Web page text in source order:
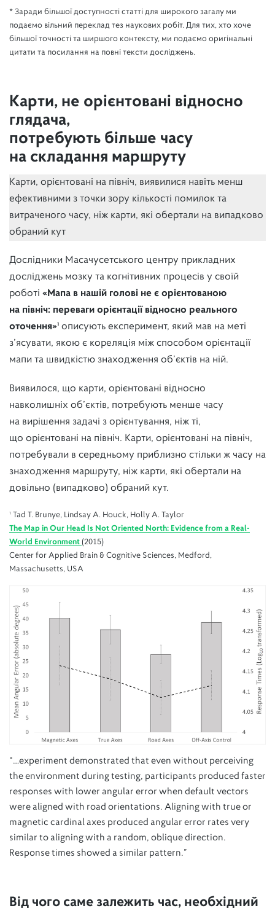
* Заради більшої доступності статті для широкого загалу ми
подаємо вільний переклад тез наукових робіт. Для тих, хто хоче
більшої точності та ширшого контексту, ми подаємо оригінальні
цитати та посилання на повні тексти досліджень.
Карти, не орієнтовані відносно
глядача,
потребують більше часу
на складання маршруту
Карти, орієнтовані на північ, виявилися навіть менш
ефективними з точки зору кількості помилок та
витраченого часу, ніж карти, які обертали на випадково
обраний кут
Дослідники Масачусетського центру прикладних
досліджень мозку та когнітивних процесів у своїй
роботі «Мапа в нашій голові не є орієнтованою
на північ: переваги орієнтації відносно реального
оточення»¹ описують експеримент, який мав на меті
з’ясувати, якою є кореляція між способом орієнтації
мапи та швидкістю знаходження об’єктів на ній.
Виявилося, що карти, орієнтовані відносно
навколишніх об’єктів, потребують менше часу
на вирішення задачі з орієнтування, ніж ті,
що орієнтовані на північ. Карти, орієнтовані на північ,
потребували в середньому приблизно стільки ж часу на
знаходження маршруту, ніж карти, які обертали на
довільно (випадково) обраний кут.
¹ Tad T. Brunye, Lindsay A. Houck, Holly A. Taylor
The Map in Our Head Is Not Oriented North: Evidence from a Real-
World Environment (2015)
Center for Applied Brain & Cognitive Sciences, Medford,
Massachusetts, USA
“…experiment demonstrated that even without perceiving
the environment during testing, participants produced faster
responses with lower angular error when default vectors
were aligned with road orientations. Aligning with true or
magnetic cardinal axes produced angular error rates very
similar to aligning with a random, oblique direction.
Response times showed a similar pattern.”
Від чого саме залежить час, необхідний